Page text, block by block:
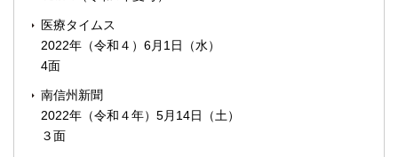
医療タイムス
2022年（令和４）6月1日（水）
4面
南信州新聞
2022年（令和４年）5月14日（土）
３面